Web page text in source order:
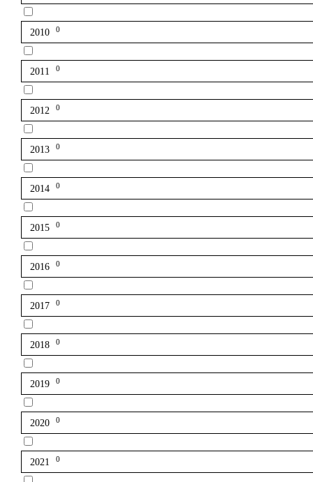
2010 0
2011 0
2012 0
2013 0
2014 0
2015 0
2016 0
2017 0
2018 0
2019 0
2020 0
2021 0